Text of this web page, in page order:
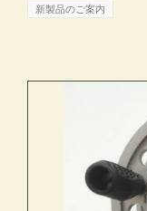
新製品のご案内